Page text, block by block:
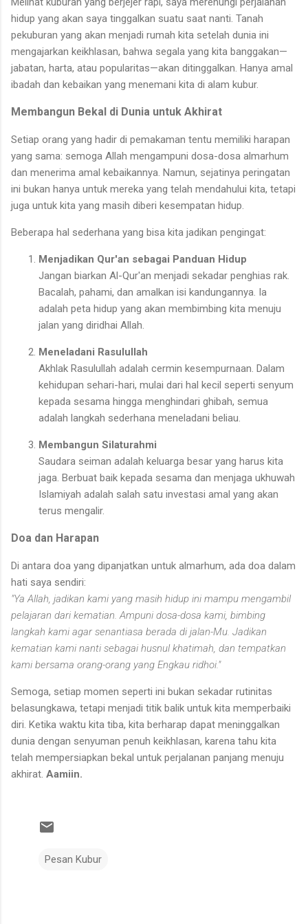
hidup yang akan saya tinggalkan suatu saat nanti. Tanah
pekuburan yang akan menjadi rumah kita setelah dunia ini
mengajarkan keikhlasan, bahwa segala yang kita banggakan—
jabatan, harta, atau popularitas—akan ditinggalkan. Hanya amal
ibadah dan kebaikan yang menemani kita di alam kubur.
Membangun Bekal di Dunia untuk Akhirat
Setiap orang yang hadir di pemakaman tentu memiliki harapan
yang sama: semoga Allah mengampuni dosa-dosa almarhum
dan menerima amal kebaikannya. Namun, sejatinya peringatan
ini bukan hanya untuk mereka yang telah mendahului kita, tetapi
juga untuk kita yang masih diberi kesempatan hidup.
Beberapa hal sederhana yang bisa kita jadikan pengingat:
Menjadikan Qur'an sebagai Panduan Hidup
Jangan biarkan Al-Qur'an menjadi sekadar penghias rak.
Bacalah, pahami, dan amalkan isi kandungannya. Ia
adalah peta hidup yang akan membimbing kita menuju
jalan yang diridhai Allah.
Meneladani Rasulullah
Akhlak Rasulullah adalah cermin kesempurnaan. Dalam
kehidupan sehari-hari, mulai dari hal kecil seperti senyum
kepada sesama hingga menghindari ghibah, semua
adalah langkah sederhana meneladani beliau.
Membangun Silaturahmi
Saudara seiman adalah keluarga besar yang harus kita
jaga. Berbuat baik kepada sesama dan menjaga ukhuwah
Islamiyah adalah salah satu investasi amal yang akan
terus mengalir.
Doa dan Harapan
Di antara doa yang dipanjatkan untuk almarhum, ada doa dalam
hati saya sendiri:
"Ya Allah, jadikan kami yang masih hidup ini mampu mengambil
pelajaran dari kematian. Ampuni dosa-dosa kami, bimbing
langkah kami agar senantiasa berada di jalan-Mu. Jadikan
kematian kami nanti sebagai husnul khatimah, dan tempatkan
kami bersama orang-orang yang Engkau ridhoi."
Semoga, setiap momen seperti ini bukan sekadar rutinitas
belasungkawa, tetapi menjadi titik balik untuk kita memperbaiki
diri. Ketika waktu kita tiba, kita berharap dapat meninggalkan
dunia dengan senyuman penuh keikhlasan, karena tahu kita
telah mempersiapkan bekal untuk perjalanan panjang menuju
akhirat. Aamiin.
Pesan Kubur